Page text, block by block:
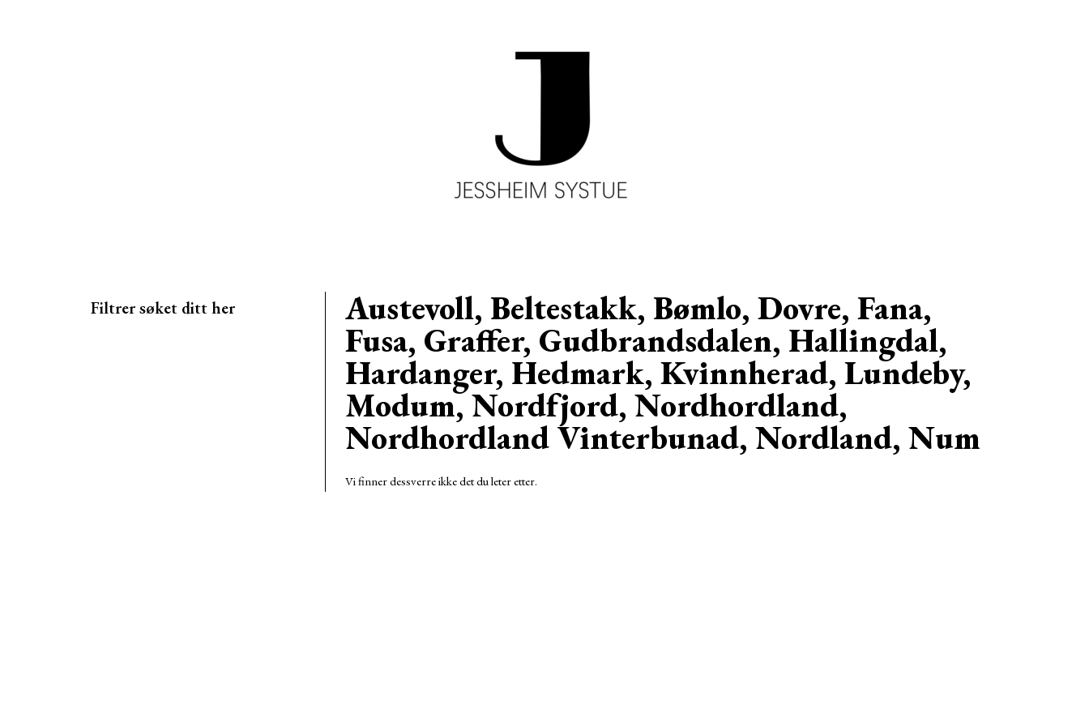
Filtrer søket ditt her Austevoll, Beltestakk, Bømlo, Dovre, Fana,
Fusa, Graffer, Gudbrandsdalen, Hallingdal,
Hardanger, Hedmark, Kvinnherad, Lundeby,
Modum, Nordfjord, Nordhordland,
Nordhordland Vinterbunad, Nordland, Num
Vi finner dessverre ikke det du leter etter.